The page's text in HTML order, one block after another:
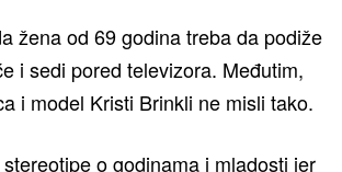
žena od 69 godina treba da podiže
i sedi pored televizora. Međutim,
i model Kristi Brinkli ne misli tako.
o godinama i mladosti jer